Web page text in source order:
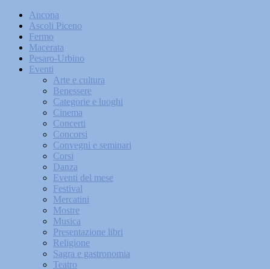
Ancona
Ascoli Piceno
Fermo
Macerata
Pesaro-Urbino
Eventi
Arte e cultura
Benessere
Categorie e luoghi
Cinema
Concerti
Concorsi
Convegni e seminari
Corsi
Danza
Eventi del mese
Festival
Mercatini
Mostre
Musica
Presentazione libri
Religione
Sagra e gastronomia
Teatro